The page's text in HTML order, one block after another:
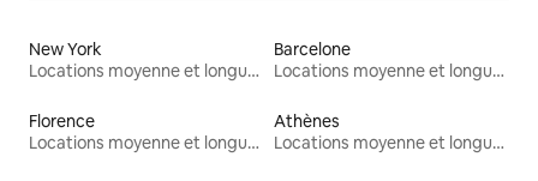
New York
Locations moyenne et longue durée
Barcelone
Locations moyenne et longue durée
Florence
Locations moyenne et longue durée
Athènes
Locations moyenne et longue durée